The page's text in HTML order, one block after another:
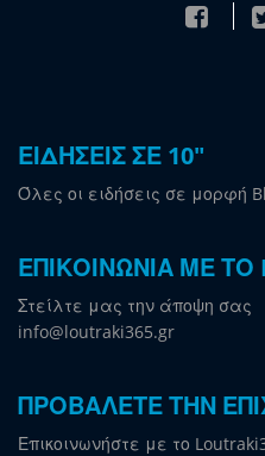
ΕΙΔΗΣΕΙΣ ΣΕ 10"
Όλες οι ειδήσεις σε μορφή
ΕΠΙΚΟΙΝΩΝΙΑ ΜΕ ΤΟ
Στείλτε μας την άποψη σας
info@loutraki365.gr
ΠΡΟΒΑΛΕΤΕ ΤΗΝ
Επικοινωνήστε με το